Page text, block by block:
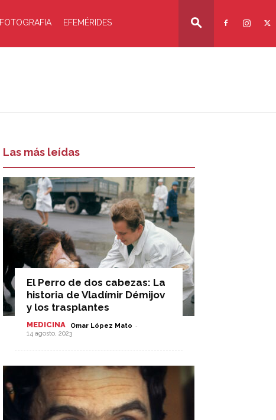
FOTOGRAFIA EFEMÉRIDES
Las más leídas
El Perro de dos cabezas: La
historia de Vladímir Démijov
y los trasplantes
MEDICINA Omar López Mato -
14 agosto, 2023